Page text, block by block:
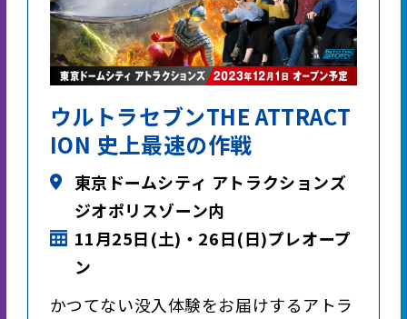
ウルトラセブンTHE ATTRACT
ION 史上最速の作戦
東京ドームシティ アトラクションズ
ジオポリスゾーン内
11月25日(土)・26日(日)プレオープ
ン
かつてない没入体験をお届けするアトラ